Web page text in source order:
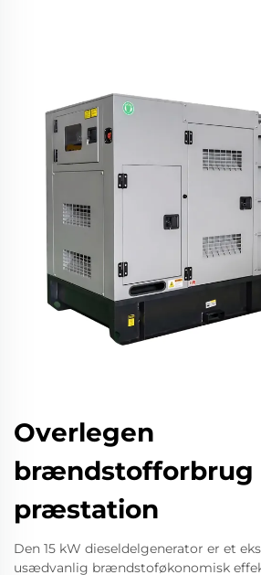
Overlegen
brændstofforbrug
præstation
Den 15 kW dieseldelgenerator er et
usædvanlig brændstoføkonomisk